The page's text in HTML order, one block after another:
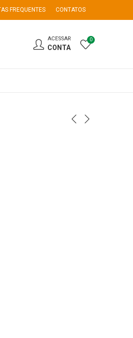
FREQUENTES CONTATOS
ACESSAR
CONTA
0